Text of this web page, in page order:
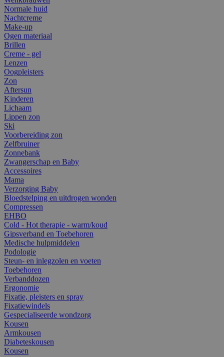
Normale huid
Nachtcreme
Make-up
Ogen materiaal
Brillen
Creme - gel
Lenzen
Oogpleisters
Zon
Aftersun
Kinderen
Lichaam
Lippen zon
Ski
Voorbereiding zon
Zelfbruiner
Zonnebank
Zwangerschap en Baby
Accessoires
Mama
Verzorging Baby
Bloedstelping en uitdrogen wonden
Compressen
EHBO
Cold - Hot therapie - warm/koud
Gipsverband en Toebehoren
Medische hulpmiddelen
Podologie
Steun- en inlegzolen en voeten
Toebehoren
Verbanddozen
Ergonomie
Fixatie, pleisters en spray
Fixatiewindels
Gespecialiseerde wondzorg
Kousen
Armkousen
Diabeteskousen
Kousen